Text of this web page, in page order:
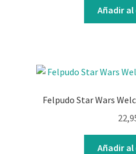
Añadir
Felpudo Star Wars
Añadir